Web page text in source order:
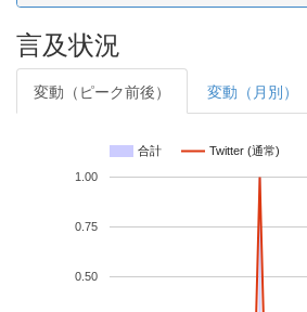
言及状況
変動（ピーク前後） 変動（月別）
合計 Twitter (通常)
0.50
0.75
1.00